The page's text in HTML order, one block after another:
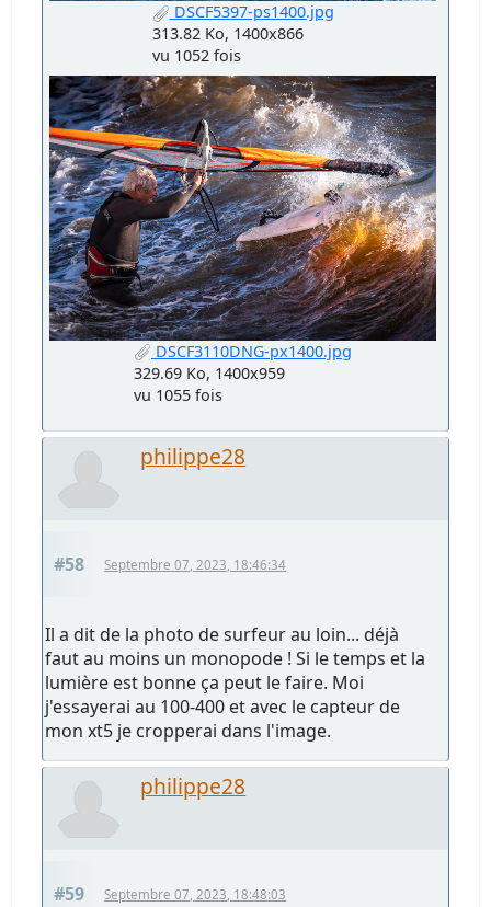
DSCF5397-ps1400.jpg
313.82 Ko, 1400x866
vu 1052 fois
DSCF3110DNG-px1400.jpg
329.69 Ko, 1400x959
vu 1055 fois
philippe28
#58 Septembre 07, 2023, 18:46:34
Il a dit de la photo de surfeur au loin... déjà
faut au moins un monopode ! Si le temps et la
lumière est bonne ça peut le faire. Moi
j'essayerai au 100-400 et avec le capteur de
mon xt5 je cropperai dans l'image.
philippe28
#59 Septembre 07, 2023, 18:48:03